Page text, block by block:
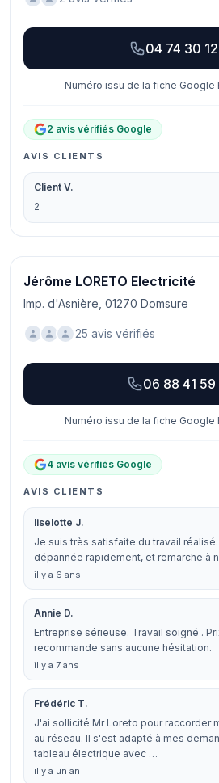
04 74 30 12
Numéro issu de la fiche Google
2 avis vérifiés Google
AVIS CLIENTS
Client V.
2
Jérôme LORETO Electricité
Imp. d'Asnière, 01270 Domsure
25 avis vérifiés
06 88 41
Numéro issu de la fiche Google
4 avis vérifiés Google
AVIS CLIENTS
liselotte J.
Je suis très satisfaite du travail
dépannée rapidement, et remarche à
il y a 6 ans
Annie D.
Entreprise sérieuse. Travail soigné .
recommande sans aucune hésitation.
il y a 7 ans
Frédéric T.
J'ai sollicité Mr Loreto pour raccorder
au réseau. Il s'est adapté à mes
tableau électrique avec …
il y a un an